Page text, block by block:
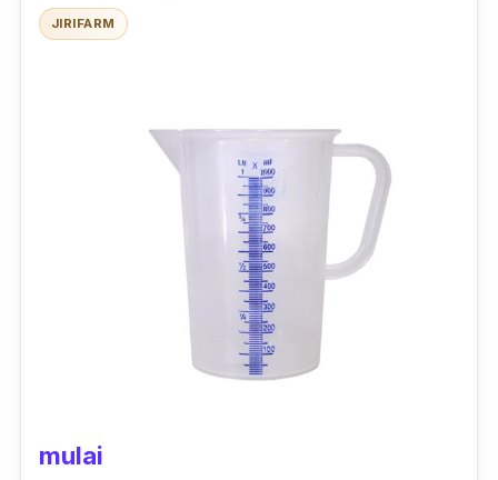
digunakan, menjadikannya tahan akan panas
dari cairan-cairan kimia.
JIRIFARM
mulai